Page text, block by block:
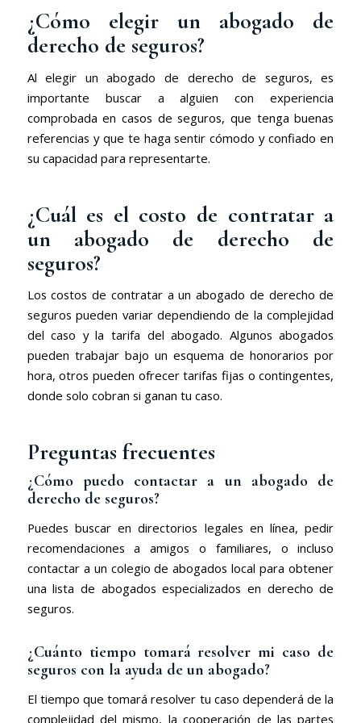
¿Cómo elegir un abogado de
derecho de seguros?
Al elegir un abogado de derecho de seguros, es
importante buscar a alguien con experiencia
comprobada en casos de seguros, que tenga buenas
referencias y que te haga sentir cómodo y confiado en
su capacidad para representarte.
¿Cuál es el costo de contratar a
un abogado de derecho de
seguros?
Los costos de contratar a un abogado de derecho de
seguros pueden variar dependiendo de la complejidad
del caso y la tarifa del abogado. Algunos abogados
pueden trabajar bajo un esquema de honorarios por
hora, otros pueden ofrecer tarifas fijas o contingentes,
donde solo cobran si ganan tu caso.
Preguntas frecuentes
¿Cómo puedo contactar a un abogado de
derecho de seguros?
Puedes buscar en directorios legales en línea, pedir
recomendaciones a amigos o familiares, o incluso
contactar a un colegio de abogados local para obtener
una lista de abogados especializados en derecho de
seguros.
¿Cuánto tiempo tomará resolver mi caso de
seguros con la ayuda de un abogado?
El tiempo que tomará resolver tu caso dependerá de la
complejidad del mismo, la cooperación de las partes